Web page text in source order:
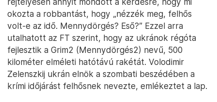
okozta a robbantást, hogy „nézzék meg, felhős
volt-e az idő. Mennydörgés? Eső?” Ezzel arra
utalhatott az FT szerint, hogy az ukránok régóta
fejlesztik a Grim2 (Mennydörgés2) nevű, 500
kilométer elméleti hatótávú rakétát. Volodimir
Zelenszkij ukrán elnök a szombati beszédében a
krími időjárást felhősnek nevezte, emlékeztet a lap.